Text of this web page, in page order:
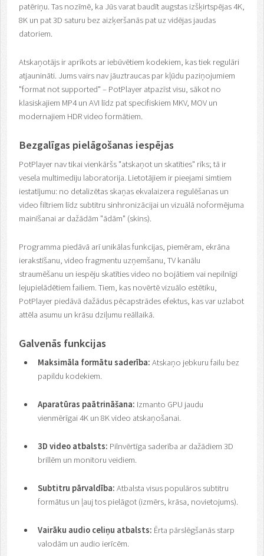
patēriņu. Tas nozīmē, ka Jūs varat baudīt augstas izšķirtspējas 4K,
8K un pat 3D saturu bez aizķeršanās pat uz vidējas jaudas
datoriem.
Atskaņotājs ir aprīkots ar iebūvētiem kodekiem, kas tiek regulāri
atjaunināti. Jums vairs nav jāuztraucas par kļūdu paziņojumiem
"format not supported" – PotPlayer atpazīst visu, sākot no
klasiskajiem MP4 un AVI līdz pat specifiskiem MKV, MOV un
modernajiem HDR video formātiem.
Bezgalīgas pielāgošanas iespējas
PotPlayer nav tikai vienkāršs "atskaņot un skatīties" rīks; tā ir
vesela multimediju laboratorija. Lietotājiem ir pieejami simtiem
iestatījumu: no detalizētas skaņas ekvalaizera regulēšanas un
video filtriem līdz subtitru sinhronizācijai un vizuālā noformējuma
mainīšanai ar dažādām "ādām" (skins).
Programma piedāvā arī unikālas funkcijas, piemēram, ekrāna
ierakstīšanu, video fragmentu uzņemšanu, TV kanālu
straumēšanu un iespēju skatīties video no bojātiem vai nepilnīgi
lejupielādētiem failiem. Tiem, kas novērtē vizuālo estētiku,
PotPlayer piedāvā dažādus pēcapstrādes efektus, kas var uzlabot
attēla asumu un krāsu dziļumu reāllaikā.
Galvenās funkcijas
Maksimāla formātu saderība: Atskaņo jebkuru failu bez
papildu kodekiem.
Aparatūras paātrināšana: Izmanto GPU jaudu
vienmērīgai 4K un 8K video atskaņošanai.
3D video atbalsts: Pilnvērtīga saderība ar dažādiem 3D
brillēm un monitoru veidiem.
Subtitru pārvaldība: Atbalsta visus populāros subtitru
formātus un ļauj tos pielāgot (izmērs, krāsa, novietojums).
Vairāku audio celiņu atbalsts: Ērta pārslēgšanās starp
valodām un audio ierīcēm.